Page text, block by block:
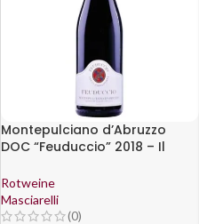
Montepulciano d’Abruzzo
DOC “Feuduccio” 2018 – Il
Rotweine
Masciarelli
(0)